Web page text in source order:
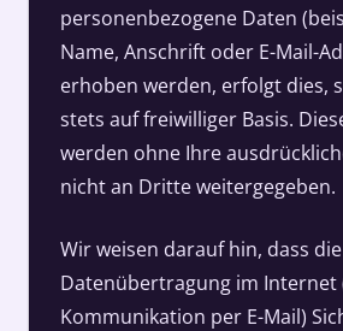
personenbezogene Daten
Name, Anschrift oder E-Mail-
erhoben werden, erfolgt dies,
stets auf freiwilliger Basis.
werden ohne Ihre
nicht an Dritte weitergegeben.
Wir weisen darauf hin, dass die
Datenübertragung im Internet
Kommunikation per E-Mail)